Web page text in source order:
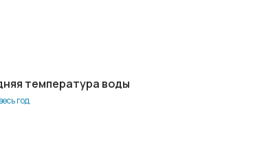
температура воды
год